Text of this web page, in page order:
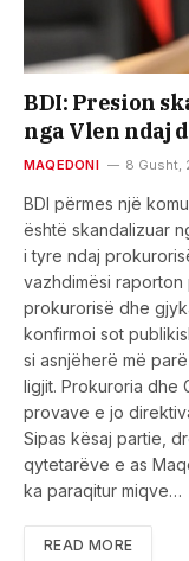
BDI: Presion
nga Vlen ndaj
MAQEDONI 8 Gusht,
BDI përmes një
është skandalizuar
i tyre ndaj
vazhdimësi
prokurorisë dhe
konfirmoi sot
si asnjëherë më
ligjit. Prokuroria dhe
provave e jo
Sipas kësaj partie,
qytetarëve e as
ka paraqitur miqve…
READ MORE